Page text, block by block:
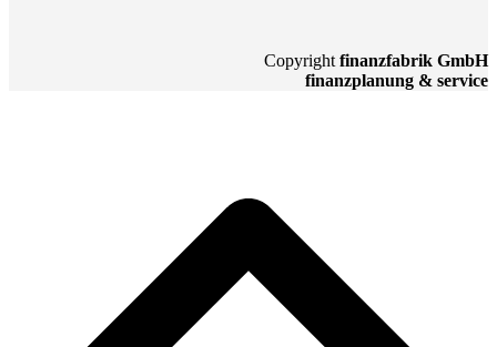
Copyrightfinanzfabrik GmbH
finanzplanung & service